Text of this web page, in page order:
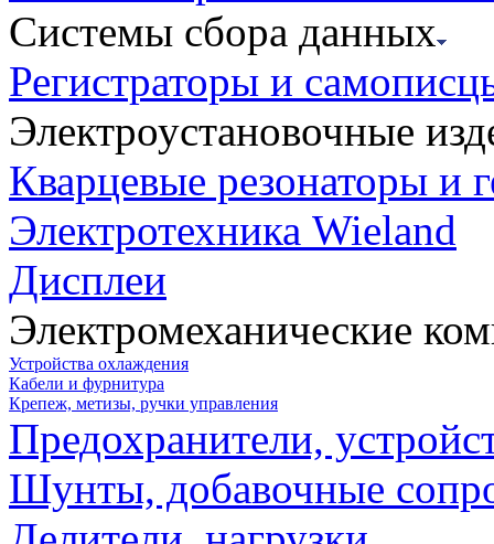
Системы сбора данных
Регистраторы и
Электроустановочные
Кварцевые резонаторы и
Электротехника Wieland
Дисплеи
Электромеханические
Устройства охлаждения
Кабели и фурнитура
Крепеж, метизы, ручки управления
Предохранители,
Шунты, добавочные